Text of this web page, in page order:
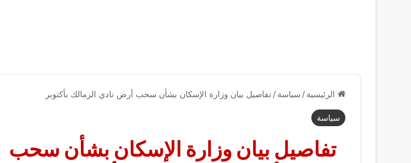
الرئيسية / سياسة / تفاصيل بيان وزارة الإسكان بشأن سحب أرض نادي الزمالك بأكتوبر
سياسة
تفاصيل بيان وزارة الإسكان بشأن سحب